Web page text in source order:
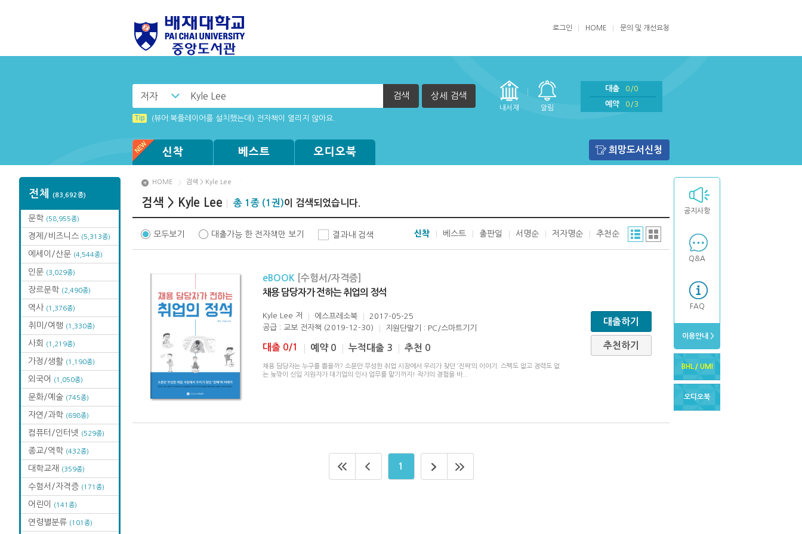
로그인 HOME 문의 및 개선요청
저자 검색 상세 검색
내서재 알림
대출
0/0
예약
0/3
Tip (뷰어:북플레이어를 설치했는데) 전자책이 열리지 않아요.
신착 베스트 오디오북 희망도서신청
전체 (83,692종)
문학 (58,955종)
경제/비즈니스 (5,313종)
에세이/산문 (4,544종)
인문 (3,029종)
장르문학 (2,490종)
역사 (1,376종)
취미/여행 (1,330종)
사회 (1,219종)
가정/생활 (1,190종)
외국어 (1,050종)
문화/예술 (745종)
자연/과학 (698종)
컴퓨터/인터넷 (529종)
종교/역학 (432종)
대학교재 (359종)
수험서/자격증 (171종)
어린이 (141종)
연령별분류 (101종)
공지사항
Q&A
FAQ
이용안내 >
BHL / UMI
오디오북
HOME 검색 > Kyle Lee
검색 > Kyle Lee 총 1종 (1권)이 검색되었습니다.
모두보기 대출가능 한 전자책만 보기 결과내 검색 신착 베스트 출판일 서명순 저자명순 추천순
eBOOK
[수험서/자격증]
채용 담당자가 전하는 취업의 정석
Kyle Lee 저 에스프레소북
2017-05-25
공급 : 교보 전자책 (2019-12-30)
지원단말기 : PC/스마트기기
대출 0/1 예약 0 누적대출 3 추천 0
채용 담당자는 누구를 뽑을까? 소문만 무성한 취업 시장에서 우리가 찾던 ‘진짜‘의 이야기. 스펙도 없고 경력도 없
는 늦깎이 신입 지원자가 대기업의 인사 업무를 맡기까지! 작가의 경험을 바...
대출하기
추천하기
1